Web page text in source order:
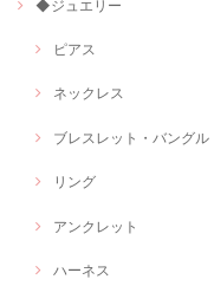
◆ジュエリー
ピアス
ネックレス
ブレスレット・バングル
リング
アンクレット
ハーネス